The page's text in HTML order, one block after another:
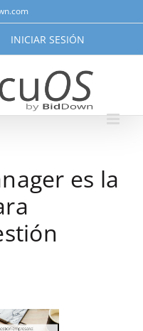
INICIAR SESIÓN
es la